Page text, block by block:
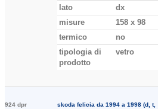
lato
dx
misure
158 x 98
termico
no
tipologia di
prodotto
vetro
924 dpr
skoda felicia da 1994 a 1998 (d, t,